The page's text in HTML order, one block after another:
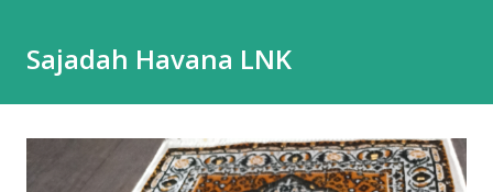
Sajadah Havana LNK